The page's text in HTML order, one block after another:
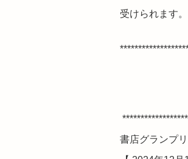
受けられます。
書店グランプ